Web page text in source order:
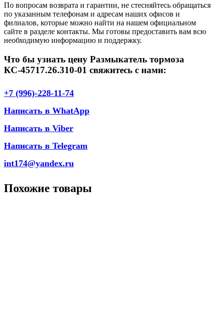
По вопросам возврата и гарантии, не стесняйтесь обращаться
по указанным телефонам и адресам наших офисов и
филиалов, которые можно найти на нашем официальном
сайте в разделе контакты. Мы готовы предоставить вам всю
необходимую информацию и поддержку.
Что бы узнать цену Размыкатель тормоза
КС-45717.26.310-01 свяжитесь с нами:
+7 (996)-228-11-74
Написать в WhatApp
Написать в Viber
Написать в Telegram
int174@yandex.ru
Похожие товары